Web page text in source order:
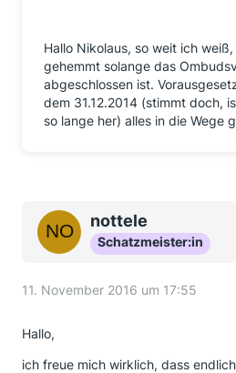
Hallo Nikolaus, so weit ich
gehemmt solange das
abgeschlossen ist.
dem 31.12.2014 (stimmt doch,
so lange her) alles in die Wege
nottele
Schatzmeister:in
11. November 2016 um 17:55
Hallo,
ich freue mich wirklich, dass